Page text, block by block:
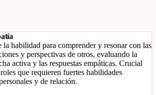
la habilidad para comprender y resonar con las
y perspectivas de otros, evaluando la
activa y las respuestas empáticas. Crucial
que requieren fuertes habilidades
y de relación.